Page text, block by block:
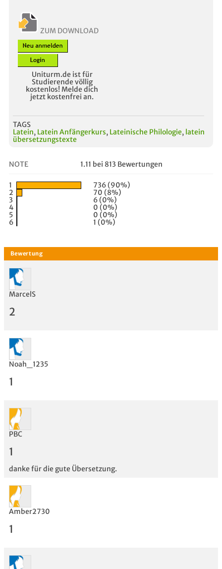
ZUM DOWNLOAD
Uniturm.de ist für
Studierende völlig
kostenlos! Melde dich
jetzt kostenfrei an.
TAGS
Latein, Latein Anfängerkurs, Lateinische Philologie, latein
übersetzungstexte
NOTE 1.11 bei 813 Bewertungen
1
736 (90%)
2
70 (8%)
3
6 (0%)
4
0 (0%)
5
0 (0%)
6
1 (0%)
MarcelS
2
Noah_1235
1
PBC
1
danke für die gute Übersetzung.
Amber2730
1